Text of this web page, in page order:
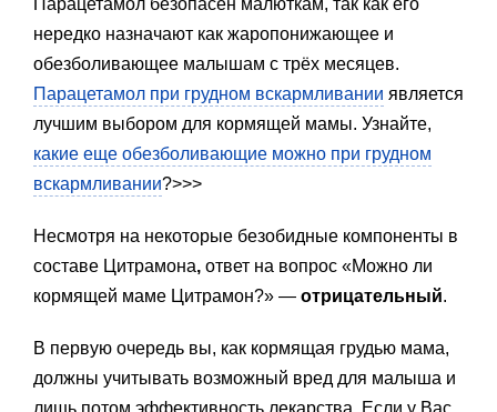
нередко назначают как жаропонижающее и
обезболивающее малышам с трёх месяцев.
Парацетамол при грудном вскармливании является
лучшим выбором для кормящей мамы. Узнайте,
какие еще обезболивающие можно при грудном
вскармливании?>>>
Несмотря на некоторые безобидные компоненты в
составе Цитрамона, ответ на вопрос «Можно ли
кормящей маме Цитрамон?» — отрицательный.
В первую очередь вы, как кормящая грудью мама,
должны учитывать возможный вред для малыша и
лишь потом эффективность лекарства. Если у Вас